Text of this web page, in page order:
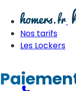
Nos tarifs
Les Lockers